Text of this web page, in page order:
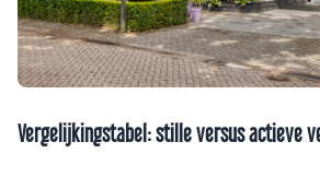
Vergelijkingstabel: stille versus actieve